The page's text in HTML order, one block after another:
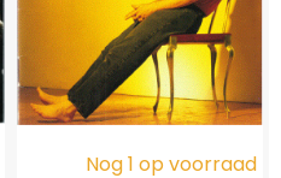
Nog 1 op voorraad